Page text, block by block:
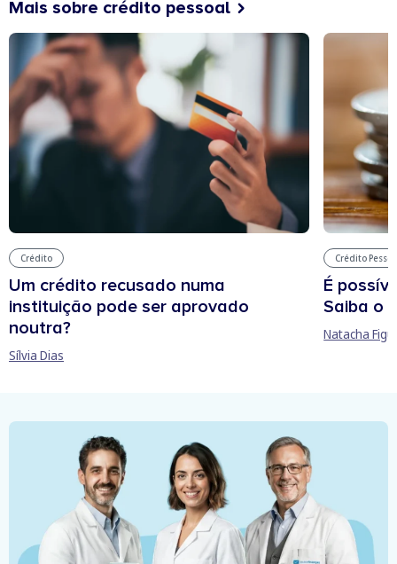
Mais sobre crédito pessoal
Crédito
Um crédito recusado numa
instituição pode ser aprovado
noutra?
Sílvia Dias
Crédito
É
Saiba o
Natacha